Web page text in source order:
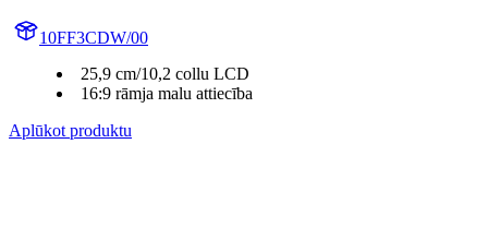
10FF3CDW/00
25,9 cm/10,2 collu LCD
16:9 rāmja malu attiecība
Aplūkot produktu